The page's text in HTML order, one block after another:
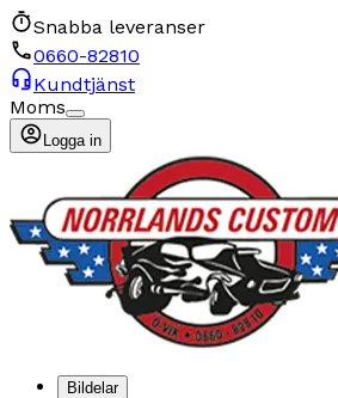
Snabba leveranser
0660-82810
Kundtjänst
Moms
Logga in
Bildelar